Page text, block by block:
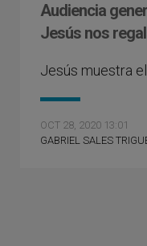
Audiencia
Jesús nos
Jesús muestra
OCT 28, 2020 13:01
GABRIEL SALES